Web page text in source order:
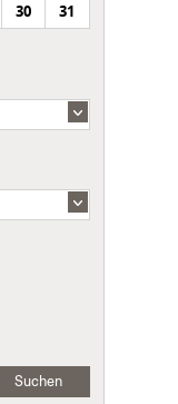
30 31
Suchen